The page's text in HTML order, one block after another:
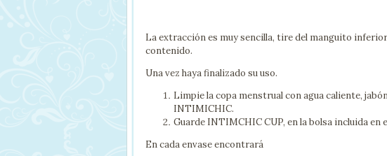
La extracción es muy sencilla, tire del manguito
contenido.
Una vez haya finalizado su uso.
Limpie la copa menstrual con agua caliente,
INTIMICHIC.
Guarde INTIMCHIC CUP, en la bolsa incluida en
En cada envase encontrará